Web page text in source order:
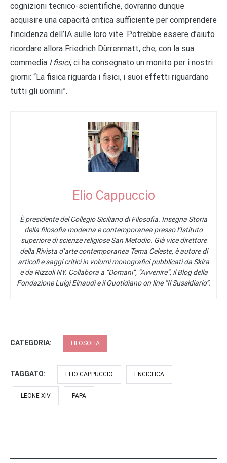
cognizioni tecnico-scientifiche, dovranno dunque
acquisire una capacità critica sufficiente per comprendere
l’incidenza dell’IA sulle loro vite. Potrebbe essere d’aiuto
ricordare allora Friedrich Dürrenmatt, che, con la sua
commedia I fisici, ci ha consegnato un monito per i nostri
giorni: “La fisica riguarda i fisici, i suoi effetti riguardano
tutti gli uomini”.
Elio Cappuccio
È presidente del Collegio Siciliano di Filosofia. Insegna Storia
della filosofia moderna e contemporanea presso l’Istituto
superiore di scienze religiose San Metodio. Già vice direttore
della Rivista d’arte contemporanea Tema Celeste, è autore di
articoli e saggi critici in volumi monografici pubblicati da Skira
e da Rizzoli NY. Collabora a “Domani”, “Avvenire”, il Blog della
Fondazione Luigi Einaudi e il Quotidiano on line “Il Sussidiario”.
CATEGORIA: FILOSOFIA
TAGGATO: ELIO CAPPUCCIO ENCICLICA
LEONE XIV PAPA